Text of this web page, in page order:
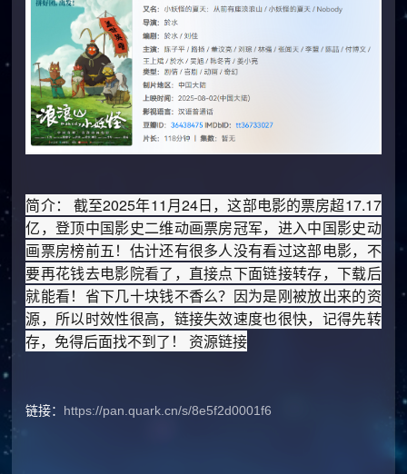
简介： 截至2025年11月24日，这部电影的票房超17.17
亿，登顶中国影史二维动画票房冠军，进入中国影史动
画票房榜前五！估计还有很多人没有看过这部电影，不
要再花钱去电影院看了，直接点下面链接转存，下载后
就能看！省下几十块钱不香么？因为是刚被放出来的资
源，所以时效性很高，链接失效速度也很快，记得先转
存，免得后面找不到了！ 资源链接
链接： https://pan.quark.cn/s/8e5f2d0001f6